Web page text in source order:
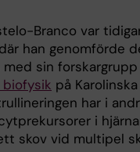
Branco var
han genomförde
med sin
på
har i
i
skov vid multipel